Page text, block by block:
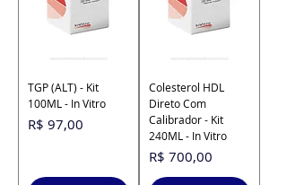
TGP (ALT) - Kit
100ML - In Vitro
Preço
R$ 97,00
Colesterol HDL
Direto Com
Calibrador - Kit
240ML - In Vitro
Preço
R$ 700,00